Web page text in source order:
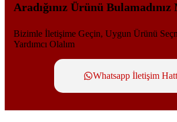
Aradığınız Ürünü Bulamadınız
Bizimle İletişime Geçin, Uygun Ürünü
Yardımcı Olalım
Whatsapp İletişim